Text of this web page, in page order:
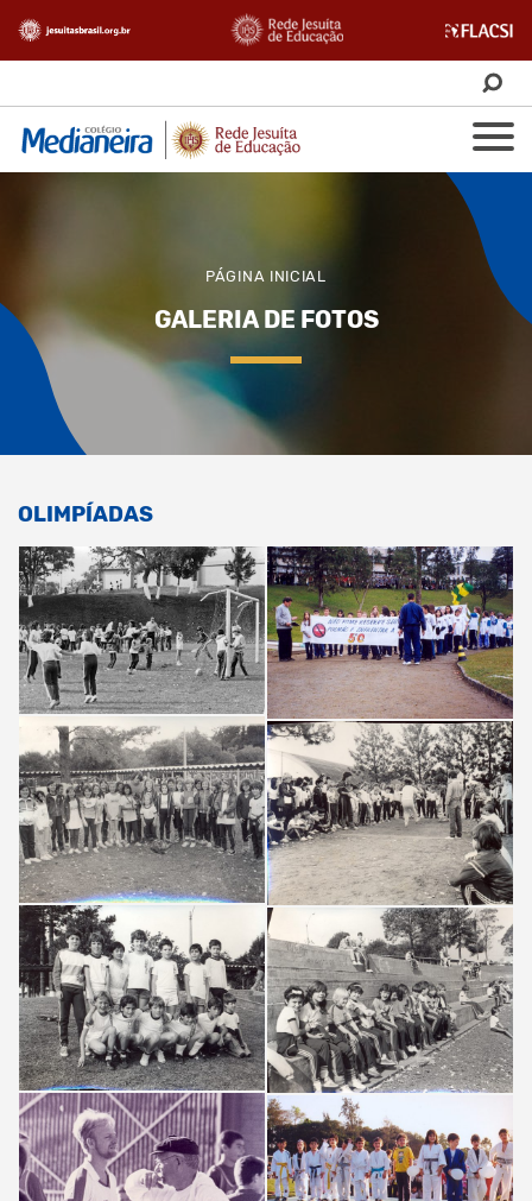
PÁGINA INICIAL
GALERIA DE FOTOS
OLIMPÍADAS